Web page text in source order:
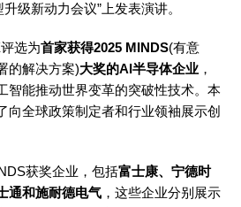
级新动力会议”上发表演讲。
选为首家获得2025 MINDS(有意
的解决方案)大奖的AI半导体企业 ，
智能推动世界变革的突破性技术。本
向全球政策制定者和行业领袖展示创
获奖企业，包括富士康、宁德时
通和施耐德电气 ，这些企业分别展示